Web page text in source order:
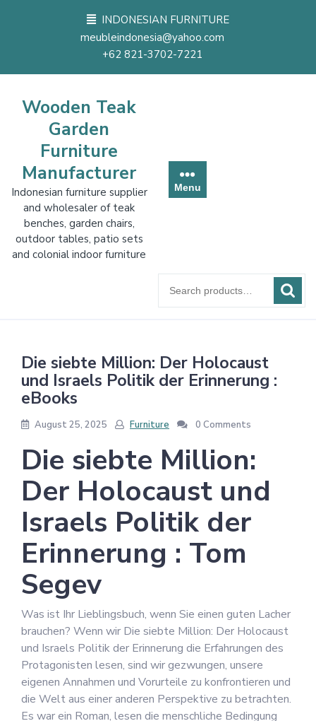
INDONESIAN FURNITURE
meubleindonesia@yahoo.com
+62 821-3702-7221
Wooden Teak
Garden
Furniture
Manufacturer
Indonesian furniture supplier
and wholesaler of teak
benches, garden chairs,
outdoor tables, patio sets
and colonial indoor furniture
Menu
for:
Die siebte Million: Der Holocaust
und Israels Politik der Erinnerung :
eBooks
August 25, 2025 Furniture 0 Comments
Die siebte Million:
Der Holocaust und
Israels Politik der
Erinnerung : Tom
Segev
Was ist Ihr Lieblingsbuch, wenn Sie einen guten Lacher
brauchen? Wenn wir Die siebte Million: Der Holocaust
und Israels Politik der Erinnerung die Erfahrungen des
Protagonisten lesen, sind wir gezwungen, unsere
eigenen Annahmen und Vorurteile zu konfrontieren und
die Welt aus einer anderen Perspektive zu betrachten.
Es war ein Roman, lesen die menschliche Bedingung